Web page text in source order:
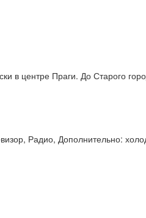
в центре Праги. До Старого
Радио, Дополнительно: